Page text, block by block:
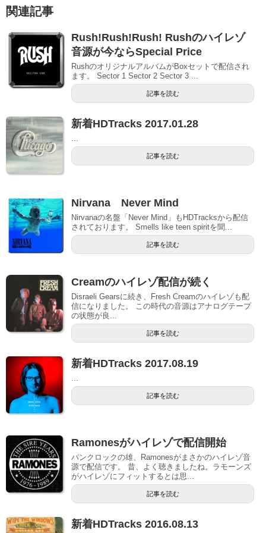
関連記事
Rush!Rush!Rush! Rushのハイレゾ
音源が今ならSpecial Price
RushのオリジナルアルバムがBoxセットで配信され
ます。 Sector 1 Sector 2 Sector 3 ...
記事を読む
新着HDTracks 2017.01.28
記事を読む
Nirvana Never Mind
Nirvanaの名盤「Never Mind」もHDTracksから配信
されております。 Smells like teen spiritを聞...
記事を読む
Creamのハイレゾ配信が続く
Disraeli Gearsに続き、Fresh Creamのハイレゾも配
信になりました。 この時代の音源はアナログテープ
の状態が良...
記事を読む
新着HDTracks 2017.08.19
記事を読む
Ramonesがハイレゾで配信開始
パンクロックの雄、Ramonesがまさかのハイレゾ音
源で配信です。 昔、よく聴きましたね。ラモーンズ
がハイレゾにフィットするとは思...
記事を読む
新着HDTracks 2016.08.13